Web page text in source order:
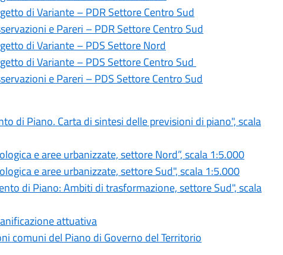
di Variante – PDR Settore Centro Sud
e Pareri – PDR Settore Centro Sud
di Variante – PDS Settore Nord
di Variante – PDS Settore Centro Sud
e Pareri – PDS Settore Centro Sud
di Piano. Carta di sintesi delle previsioni di piano", scala
e aree urbanizzate, settore Nord”, scala 1:5.000
e aree urbanizzate, settore Sud", scala 1:5.000
di Piano: Ambiti di trasformazione, settore Sud", scala
attuativa
comuni del Piano di Governo del Territorio